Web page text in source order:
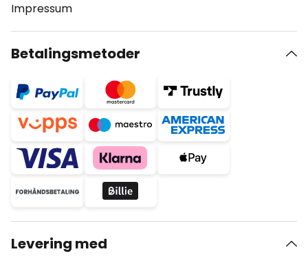
Impressum
Betalingsmetoder
Levering med